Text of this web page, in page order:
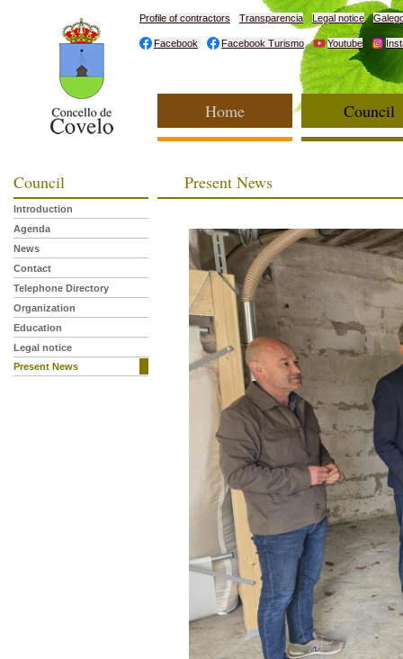
Profile of contractors Transparencia Legal notice
Facebook Facebook Turismo Youtube
Home Council
Council
Introduction
Agenda
News
Contact
Telephone Directory
Organization
Education
Legal notice
Present News
Present News